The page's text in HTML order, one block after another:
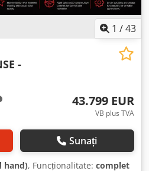
1 /43
-
43.799 EUR
VB plus TVA
Sunați
hand), Funcționalitate: complet